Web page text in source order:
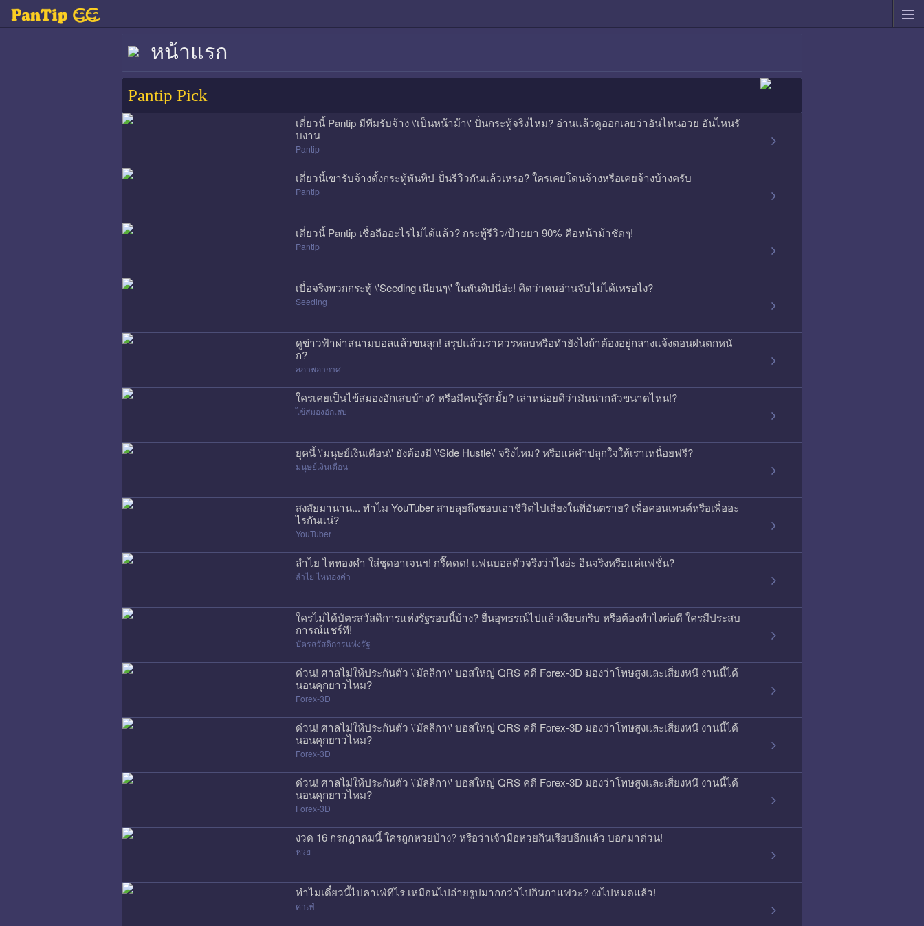
หน้าแรก
Pantip Pick
เดี๋ยวนี้ Pantip มีทีมรับจ้าง \'เป็นหน้าม้า\' ปั่นกระทู้จริงไหม? อ่านแล้วดูออกเลยว่าอันไหนอวย อันไหนรั
บงาน
Pantip
เดี๋ยวนี้เขารับจ้างตั้งกระทู้พันทิป-ปั่นรีวิวกันแล้วเหรอ? ใครเคยโดนจ้างหรือเคยจ้างบ้างครับ
Pantip
เดี๋ยวนี้ Pantip เชื่อถืออะไรไม่ได้แล้ว? กระทู้รีวิว/ป้ายยา 90% คือหน้าม้าชัดๆ!
Pantip
เบื่อจริงพวกกระทู้ \'Seeding เนียนๆ\' ในพันทิปนี่อ่ะ! คิดว่าคนอ่านจับไม่ได้เหรอไง?
Seeding
ดูข่าวฟ้าผ่าสนามบอลแล้วขนลุก! สรุปแล้วเราควรหลบหรือทำยังไงถ้าต้องอยู่กลางแจ้งตอนฝนตกหนั
ก?
สภาพอากาศ
ใครเคยเป็นไข้สมองอักเสบบ้าง? หรือมีคนรู้จักมั้ย? เล่าหน่อยดิว่ามันน่ากลัวขนาดไหน!?
ไข้สมองอักเสบ
ยุคนี้ \'มนุษย์เงินเดือน\' ยังต้องมี \'Side Hustle\' จริงไหม? หรือแค่คำปลุกใจให้เราเหนื่อยฟรี?
มนุษย์เงินเดือน
สงสัยมานาน... ทำไม YouTuber สายลุยถึงชอบเอาชีวิตไปเสี่ยงในที่อันตราย? เพื่อคอนเทนต์หรือเพื่ออะ
ไรกันแน่?
YouTuber
ลำไย ไหทองคำ ใส่ชุดอาเจนฯ! กรี๊ดดด! แฟนบอลตัวจริงว่าไงอ่ะ อินจริงหรือแค่แฟชั่น?
ลำไย ไหทองคำ
ใครไม่ได้บัตรสวัสดิการแห่งรัฐรอบนี้บ้าง? ยื่นอุทธรณ์ไปแล้วเงียบกริบ หรือต้องทำไงต่อดี ใครมีประสบ
การณ์แชร์ที!
บัตรสวัสดิการแห่งรัฐ
ด่วน! ศาลไม่ให้ประกันตัว \'มัลลิกา\' บอสใหญ่ QRS คดี Forex-3D มองว่าโทษสูงและเสี่ยงหนี งานนี้ได้
นอนคุกยาวไหม?
Forex-3D
ด่วน! ศาลไม่ให้ประกันตัว \'มัลลิกา\' บอสใหญ่ QRS คดี Forex-3D มองว่าโทษสูงและเสี่ยงหนี งานนี้ได้
นอนคุกยาวไหม?
Forex-3D
ด่วน! ศาลไม่ให้ประกันตัว \'มัลลิกา\' บอสใหญ่ QRS คดี Forex-3D มองว่าโทษสูงและเสี่ยงหนี งานนี้ได้
นอนคุกยาวไหม?
Forex-3D
งวด 16 กรกฎาคมนี้ ใครถูกหวยบ้าง? หรือว่าเจ้ามือหวยกินเรียบอีกแล้ว บอกมาด่วน!
หวย
ทำไมเดี๋ยวนี้ไปคาเฟ่ทีไร เหมือนไปถ่ายรูปมากกว่าไปกินกาแฟวะ? งงไปหมดแล้ว!
คาเฟ่